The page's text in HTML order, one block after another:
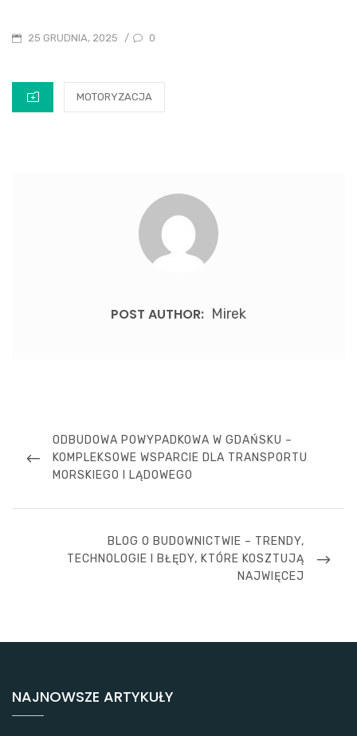
POSTED
25 GRUDNIA, 2025 / 0
CATEGORIES
MOTORYZACJA
POST AUTHOR: Mirek
wpisuPREVIOUS
POST
ODBUDOWA POWYPADKOWA W GDAŃSKU –
KOMPLEKSOWE WSPARCIE DLA TRANSPORTU
MORSKIEGO I LĄDOWEGO
NEXT
POST
BLOG O BUDOWNICTWIE – TRENDY,
TECHNOLOGIE I BŁĘDY, KTÓRE KOSZTUJĄ
NAJWIĘCEJ
NAJNOWSZE ARTYKUŁY